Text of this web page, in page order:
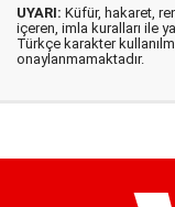
UYARI: Küfür, hakaret,
içeren, imla kuralları ile
Türkçe karakter
onaylanmamaktadır.